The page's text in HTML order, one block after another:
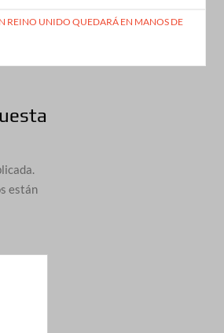
REINO UNIDO QUEDARÁ EN MANOS DE
están